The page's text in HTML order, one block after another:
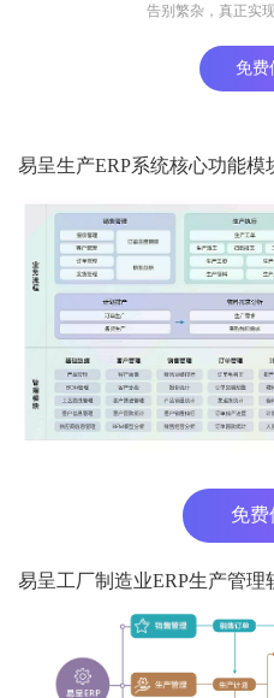
告别繁杂，真正实
免费
易呈生产ERP系统核心功能模
免费
易呈工厂制造业ERP生产管理